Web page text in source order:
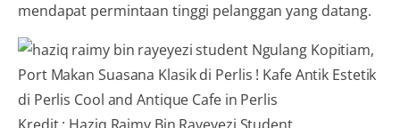
mendapat permintaan tinggi pelanggan yang datang.